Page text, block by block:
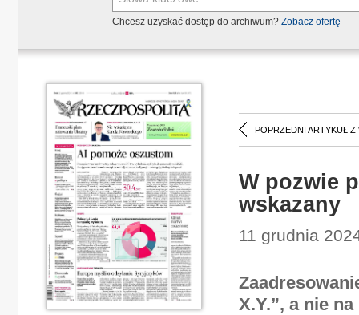
Chcesz uzyskać dostęp do archiwum? Zobacz ofertę
POPRZEDNI ARTYKUŁ Z
W pozwie
wskazany
11 grudnia
X.Y.”, a nie